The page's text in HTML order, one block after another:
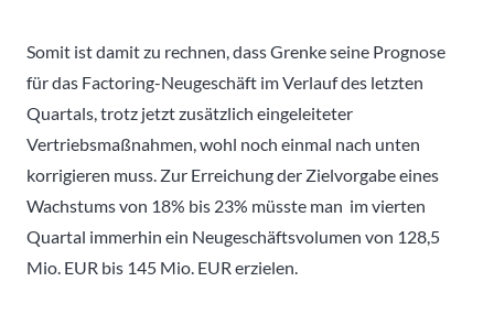
Somit ist damit zu rechnen, dass Grenke seine Prognose
für das Factoring-Neugeschäft im Verlauf des letzten
Quartals, trotz jetzt zusätzlich eingeleiteter
Vertriebsmaßnahmen, wohl noch einmal nach unten
korrigieren muss. Zur Erreichung der Zielvorgabe eines
Wachstums von 18% bis 23% müsste man im vierten
Quartal immerhin ein Neugeschäftsvolumen von 128,5
Mio. EUR bis 145 Mio. EUR erzielen.